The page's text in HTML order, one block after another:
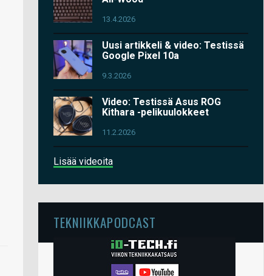
13.4.2026
Uusi artikkeli & video: Testissä
Google Pixel 10a
9.3.2026
Video: Testissä Asus ROG
Kithara -pelikuulokkeet
11.2.2026
Lisää videoita
TEKNIIKKAPODCAST